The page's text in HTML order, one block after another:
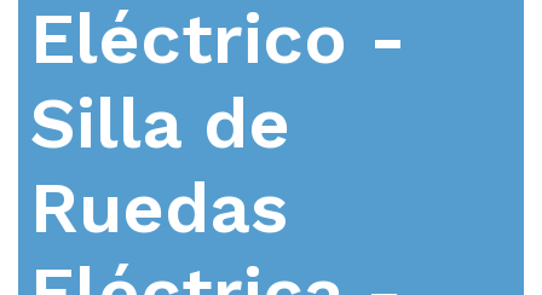
Eléctrico -
Silla de
Ruedas